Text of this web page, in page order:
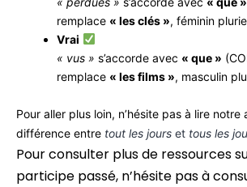
remplace « les clés », féminin
Vrai
« vus » s’accorde avec « que »
remplace « les films », masculin
Pour aller plus loin, n’hésite pas à lire notre
différence entre tout les jours et tous les
Pour consulter plus de ressources
participe passé, n’hésite pas à